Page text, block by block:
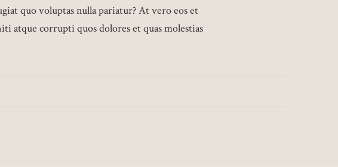
quo voluptas nulla pariatur? At vero eos et
atque corrupti quos dolores et quas molestias